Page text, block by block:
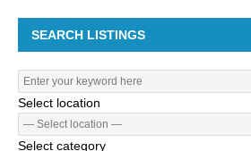
SEARCH LISTINGS
Select location
Select category